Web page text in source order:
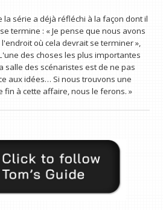
la série a déjà réfléchi à la façon dont il
termine : « Je pense que nous avons
où cela devrait se terminer »,
des choses les plus importantes
salle des scénaristes est de ne pas
aux idées… Si nous trouvons une
à cette affaire, nous le ferons. »